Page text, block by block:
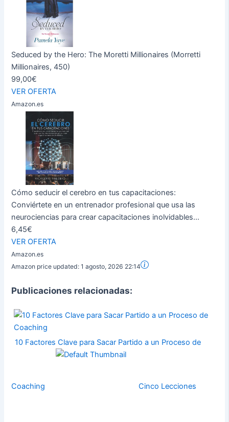
Seduced by the Hero: The Moretti Millionaires (Morretti
Millionaires, 450)
99,00€
VER OFERTA
Amazon.es
Cómo seducir el cerebro en tus capacitaciones:
Conviértete en un entrenador profesional que usa las
neurociencias para crear capacitaciones inolvidables...
6,45€
VER OFERTA
Amazon.es
Amazon price updated:1 agosto, 2026 22:14
Publicaciones relacionadas:
10 Factores Clave para Sacar Partido a un Proceso de
Coaching Cinco Lecciones